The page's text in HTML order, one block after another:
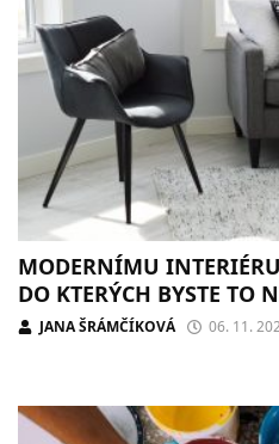
MODERNÍMU
DO KTERÝCH BYSTE TO
JANA ŠRÁMČÍKOVÁ 06. 11.